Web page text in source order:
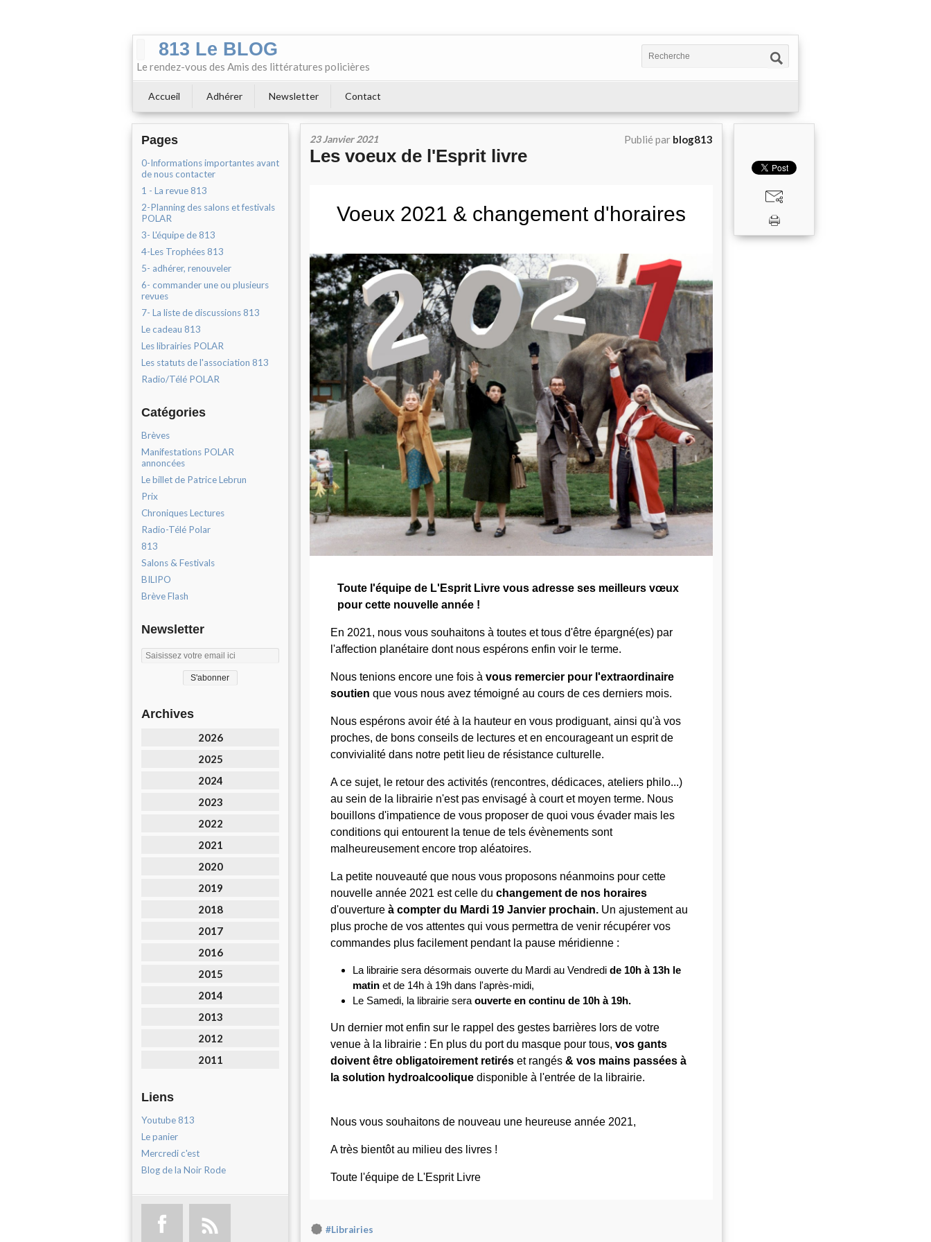
813 Le BLOG
Le rendez-vous des Amis des littératures policières
Accueil Adhérer Newsletter Contact
Pages
0-Informations importantes avant
de nous contacter
1 - La revue 813
2-Planning des salons et festivals
POLAR
3- L'équipe de 813
4-Les Trophées 813
5- adhérer, renouveler
6- commander une ou plusieurs
revues
7- La liste de discussions 813
Le cadeau 813
Les librairies POLAR
Les statuts de l'association 813
Radio/Télé POLAR
Catégories
Brèves
Manifestations POLAR
annoncées
Le billet de Patrice Lebrun
Prix
Chroniques Lectures
Radio-Télé Polar
813
Salons & Festivals
BILIPO
Brève Flash
Newsletter
Archives
2026
2025
2024
2023
2022
2021
2020
2019
2018
2017
2016
2015
2014
2013
2012
2011
Liens
Youtube 813
Le panier
Mercredi c'est
Blog de la Noir Rode
23 Janvier 2021 Publié par blog813
Les voeux de l'Esprit livre
Voeux 2021 & changement d'horaires
Toute l'équipe de L'Esprit Livre vous adresse ses meilleurs vœux
pour cette nouvelle année !
En 2021, nous vous souhaitons à toutes et tous d'être épargné(es) par
l'affection planétaire dont nous espérons enfin voir le terme.
Nous tenions encore une fois à vous remercier pour l'extraordinaire
soutien que vous nous avez témoigné au cours de ces derniers mois.
Nous espérons avoir été à la hauteur en vous prodiguant, ainsi qu'à vos
proches, de bons conseils de lectures et en encourageant un esprit de
convivialité dans notre petit lieu de résistance culturelle.
A ce sujet, le retour des activités (rencontres, dédicaces, ateliers philo...)
au sein de la librairie n'est pas envisagé à court et moyen terme. Nous
bouillons d'impatience de vous proposer de quoi vous évader mais les
conditions qui entourent la tenue de tels évènements sont
malheureusement encore trop aléatoires.
La petite nouveauté que nous vous proposons néanmoins pour cette
nouvelle année 2021 est celle du changement de nos horaires
d'ouverture à compter du Mardi 19 Janvier prochain. Un ajustement au
plus proche de vos attentes qui vous permettra de venir récupérer vos
commandes plus facilement pendant la pause méridienne :
La librairie sera désormais ouverte du Mardi au Vendredi de 10h à 13h le
matin et de 14h à 19h dans l'après-midi,
Le Samedi, la librairie sera ouverte en continu de 10h à 19h.
Un dernier mot enfin sur le rappel des gestes barrières lors de votre
venue à la librairie : En plus du port du masque pour tous, vos gants
doivent être obligatoirement retirés et rangés & vos mains passées à
la solution hydroalcoolique disponible à l'entrée de la librairie.
Nous vous souhaitons de nouveau une heureuse année 2021,
A très bientôt au milieu des livres !
Toute l'équipe de L'Esprit Livre
#Librairies